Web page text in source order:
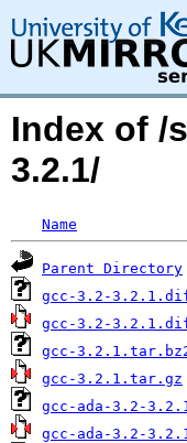
Index of /
3.2.1/
Name
Parent Directory
gcc-3.2-
gcc-3.2-
gcc-
gcc-3.2.1.tar.gz
gcc-ada-3.2-
gcc-ada-3.2-